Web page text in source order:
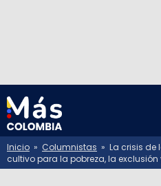
Inicio » Columnistas » La crisis de
cultivo para la pobreza, la